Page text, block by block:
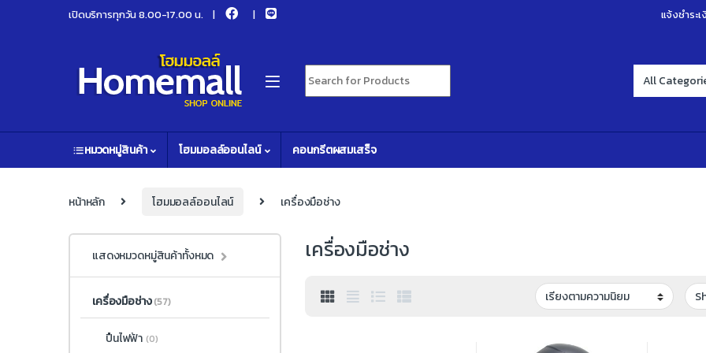
Skip to navigation
Skip to contentเปิดบริการทุกวัน 8.00-17.00 น. แจ้งชำระเ
Search for:
หมวดหมู่สินค้า โฮมมอลล์ออนไลน์ คอนกรีตผสมเสร็จ
หน้าหลัก โฮมมอลล์ออนไลน์ เครื่องมือช่าง
เครื่องมือช่าง
แสดงหมวดหมู่สินค้าทั้งหมด
เครื่องมือช่าง(57)
ปืนไฟฟ้า (0)